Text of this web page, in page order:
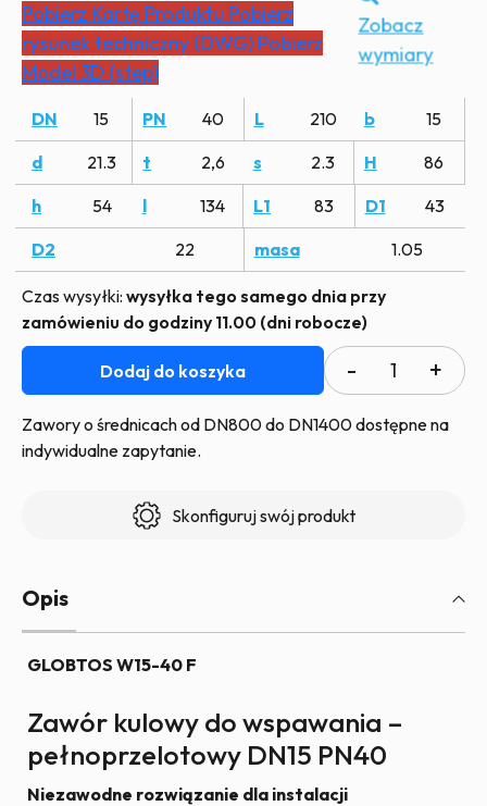
Pobierz Kartę Produktu Pobierz
rysunek techniczny (DWG) Pobierz
Model 3D (step)
Zobacz
wymiary
DN 15 PN 40 L 210 b
15
d
21.3 t 2,6 s 2.3 H
86
h
54 l 134 L1 83 D1
43
D2
22 masa 1.05
Czas wysyłki: wysyłka tego samego dnia przy
zamówieniu do godziny 11.00 (dni robocze)
Dodaj do koszyka
ilość
Zawór
kulowy
magazynie
Skonfiguruj swój produkt
Opis
GLOBTOS W15-40 F
Zawór kulowy do wspawania –
pełnoprzelotowy DN15 PN40
Niezawodne rozwiązanie dla instalacji
Zawory o średnicach od DN800 do DN1400 dostępne na
indywidualne zapytanie.